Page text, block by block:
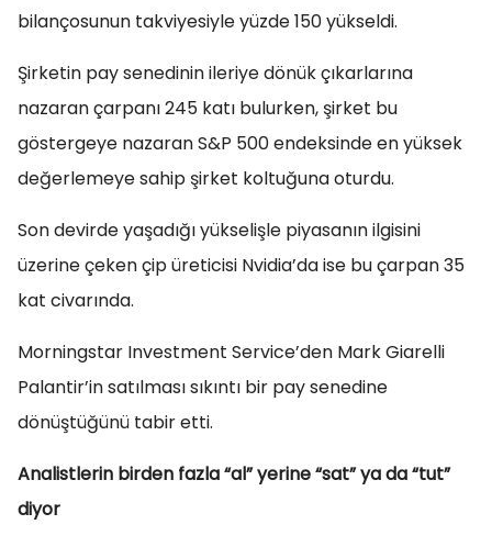
bilançosunun takviyesiyle yüzde 150 yükseldi.
Şirketin pay senedinin ileriye dönük çıkarlarına
nazaran çarpanı 245 katı bulurken, şirket bu
göstergeye nazaran S&P 500 endeksinde en yüksek
değerlemeye sahip şirket koltuğuna oturdu.
Son devirde yaşadığı yükselişle piyasanın ilgisini
üzerine çeken çip üreticisi Nvidia’da ise bu çarpan 35
kat civarında.
Morningstar Investment Service’den Mark Giarelli
Palantir’in satılması sıkıntı bir pay senedine
dönüştüğünü tabir etti.
Analistlerin birden fazla “al” yerine “sat” ya da “tut”
diyor